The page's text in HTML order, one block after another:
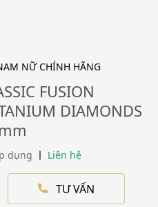
NỮ CHÍNH HÃNG
FUSION
DIAMONDS
dụng Liên hệ
TƯ VẤN